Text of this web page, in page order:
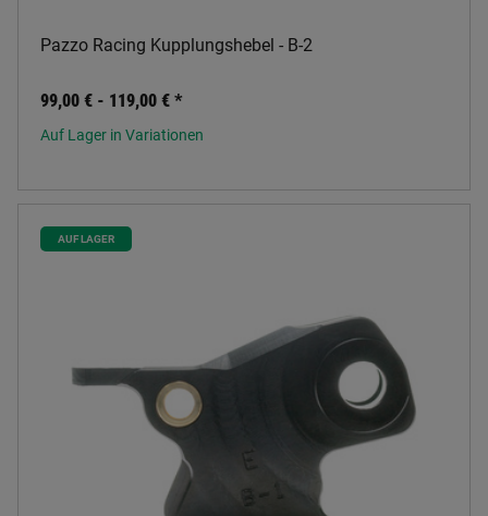
Pazzo Racing Kupplungshebel - B-2
99,00 € - 119,00 € *
Auf Lager in Variationen
AUF LAGER